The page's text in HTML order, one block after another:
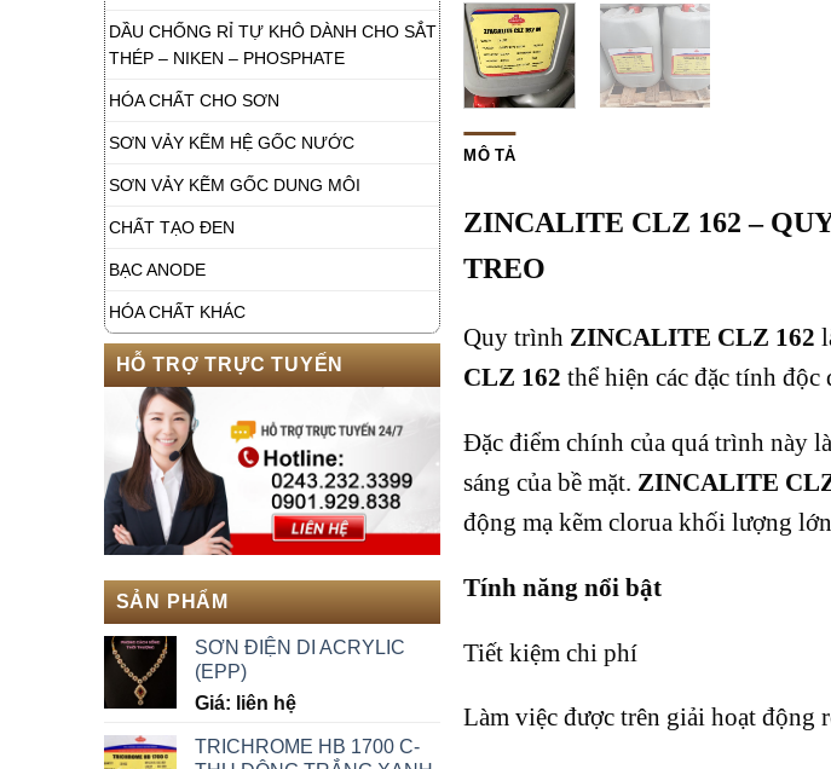
DẦU CHỐNG RỈ TỰ KHÔ DÀNH CHO SẮT
THÉP – NIKEN – PHOSPHATE
HÓA CHẤT CHO SƠN
SƠN VẢY KẼM HỆ GỐC NƯỚC
SƠN VẢY KẼM GỐC DUNG MÔI
CHẤT TẠO ĐEN
BẠC ANODE
HÓA CHẤT KHÁC
HỖ TRỢ TRỰC TUYẾN
SẢN PHẨM
SƠN ĐIỆN DI ACRYLIC
(EPP)
Giá: liên hệ
TRICHROME HB 1700 C-
MÔ TẢ
ZINCALITE CLZ 162 –
TREO
Quy trình ZINCALITE CLZ 162
CLZ 162 thể hiện các đặc tính độc
Đặc điểm chính của quá trình này
sáng của bề mặt. ZINCALITE
động mạ kẽm clorua khối lượng
Tính năng nổi bật
Tiết kiệm chi phí
Làm việc được trên giải hoạt động